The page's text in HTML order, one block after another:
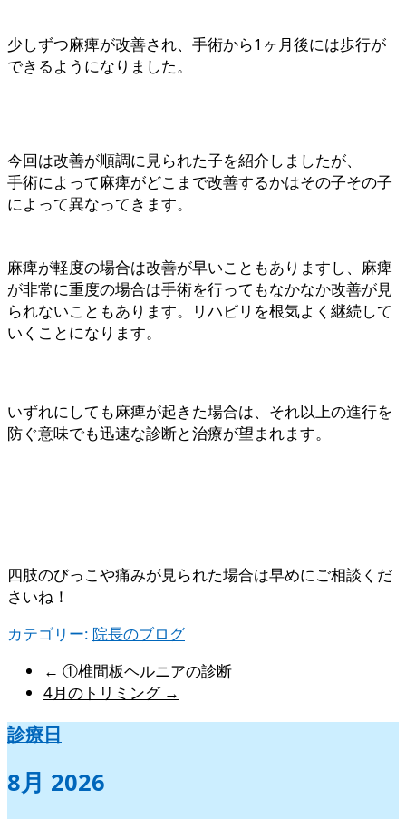
少しずつ麻痺が改善され、手術から1ヶ月後には歩行が
できるようになりました。
今回は改善が順調に見られた子を紹介しましたが、
手術によって麻痺がどこまで改善するかはその子その子
によって異なってきます。
麻痺が軽度の場合は改善が早いこともありますし、麻痺
が非常に重度の場合は手術を行ってもなかなか改善が見
られないこともあります。リハビリを根気よく継続して
いくことになります。
いずれにしても麻痺が起きた場合は、それ以上の進行を
防ぐ意味でも迅速な診断と治療が望まれます。
四肢のびっこや痛みが見られた場合は早めにご相談くだ
さいね！
カテゴリー: 院長のブログ
← ①椎間板ヘルニアの診断
4月のトリミング →
診療日
8月 2026